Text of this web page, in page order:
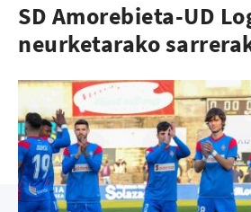
SD Amorebieta-UD
neurketarako